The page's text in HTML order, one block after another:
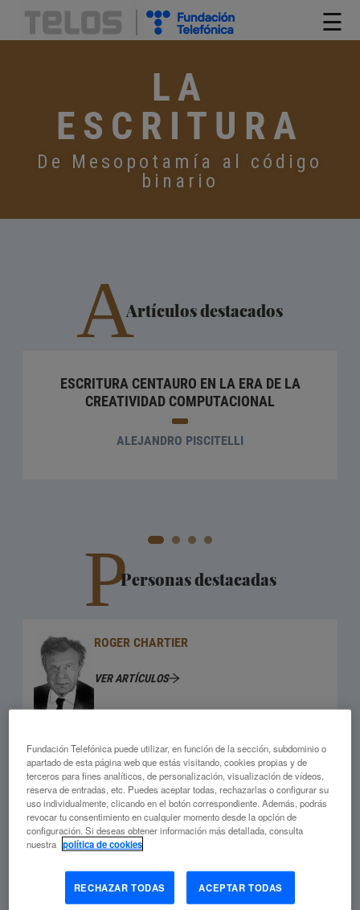
☰
LA
ESCRITURA
De Mesopotamía al código
binario
AArtículos destacados
ESCRITURA CENTAURO EN LA ERA DE LA
CREATIVIDAD COMPUTACIONAL
ALEJANDRO PISCITELLI
PPersonas destacadas
ROGER CHARTIER
VER ARTÍCULOS
ANTONIO RODRÍGUEZ DE LAS HERAS
VER ARTÍCULOS
Fundación Telefónica puede utilizar, en función de la sección, subdominio o
apartado de esta página web que estás visitando, cookies propias y de
terceros para fines analíticos, de personalización, visualización de vídeos,
reserva de entradas, etc. Puedes aceptar todas, rechazarlas o configurar su
uso individualmente, clicando en el botón correspondiente. Además, podrás
revocar tu consentimiento en cualquier momento desde la opción de
configuración. Si deseas obtener información más detallada, consulta
nuestra política de cookies
RECHAZAR TODAS ACEPTAR TODAS